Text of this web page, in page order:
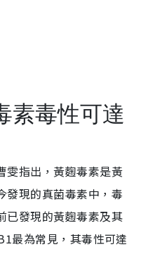
素毒性可達
雯指出，黃麴毒素是黃
發現的真菌毒素中，毒
已發現的黃麴毒素及其
最為常見，其毒性可達